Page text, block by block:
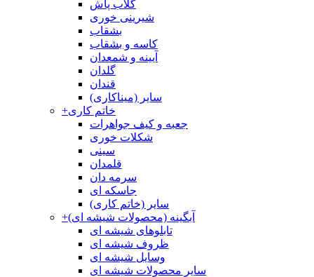
گلاب پاش
شیرینی خوری
بشقاب
کاسه و بشقاب
آیینه و شمعدان
گلدان
قندان
سایر (میناکاری)
+خاتم کاری
جعبه و کیف جواهرات
شکلات خوری
سینی
قلمدان
سرمه دان
جاسکه ای
سایر (خاتم کاری)
+آبگینه (محصولات شیشه ای)
تابلوهای شیشه ای
ظروف شیشه ای
وسایل شیشه ای
سایر محصولات شیشه ای